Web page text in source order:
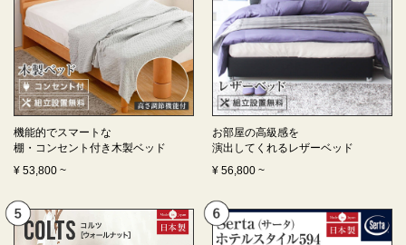
機能的でスマートな
棚・コンセント付き木製ベッド
¥ 53,800 ~
お部屋の高級感を
演出してくれるレザーベッド
¥ 56,800 ~